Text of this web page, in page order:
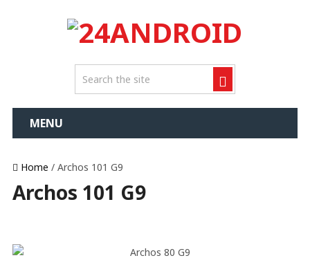
MENU
Home / Archos 101 G9
Archos 101 G9